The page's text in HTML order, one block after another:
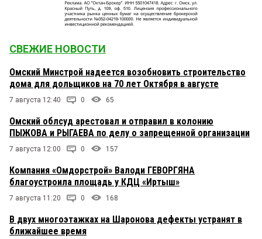
СВЕЖИЕ НОВОСТИ
Омский Минстрой надеется возобновить строительство
дома для дольщиков на 70 лет Октября в августе
7 августа 12:40 0 65
Омский облсуд арестовал и отправил в колонию
ПЫЖОВА и РЫГАЕВА по делу о запрещенной организации
7 августа 12:00 0 157
Компания «Омдорстрой» Валоди ГЕВОРГЯНА
благоустроила площадь у КДЦ «Иртыш»
7 августа 11:20 0 168
В двух многоэтажках на Шаронова дефекты устранят в
ближайшее время